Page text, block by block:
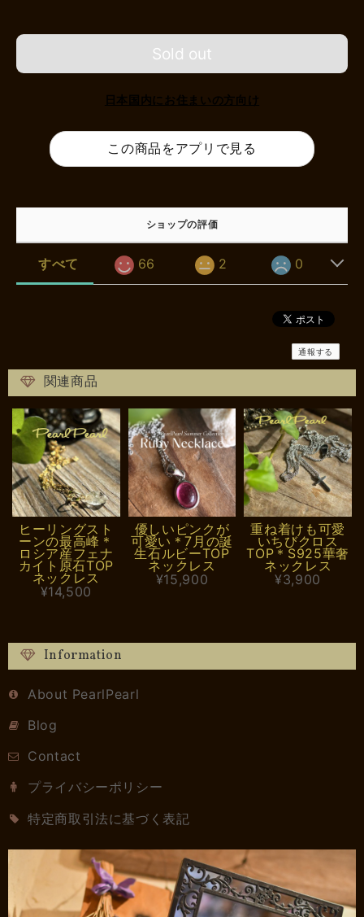
Sold out
日本国内にお住まいの方向け
この商品をアプリで見る
ショップの評価
すべて 66 2 0
通報する
関連商品
ヒーリングスト
ーンの最高峰＊
ロシア産フェナ
カイト原石TOP
ネックレス
¥14,500
優しいピンクが
可愛い＊7月の誕
生石ルビーTOP
ネックレス
¥15,900
重ね着けも可愛
いちびクロス
TOP＊S925華奢
ネックレス
¥3,900
Information
About PearlPearl
Blog
Contact
プライバシーポリシー
特定商取引法に基づく表記